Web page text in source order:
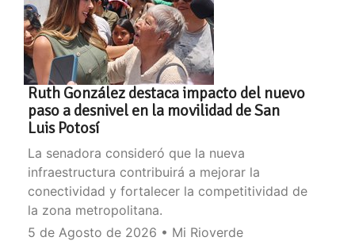
Ruth González destaca impacto del nuevo
paso a desnivel en la movilidad de San
Luis Potosí
La senadora consideró que la nueva
infraestructura contribuirá a mejorar la
conectividad y fortalecer la competitividad de
la zona metropolitana.
5 de Agosto de 2026 • Mi Rioverde